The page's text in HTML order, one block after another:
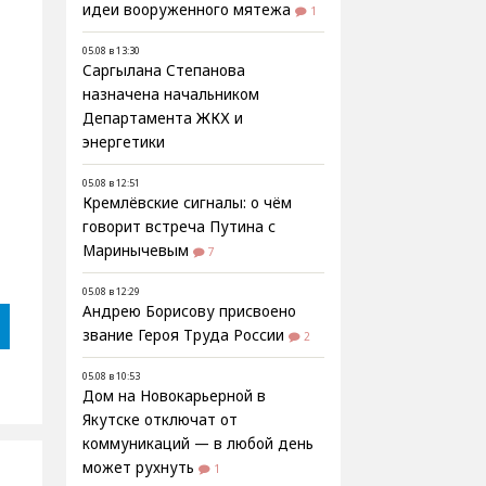
идеи вооруженного мятежа 1
05.08 в 13:30
Саргылана Степанова
назначена начальником
Департамента ЖКХ и
энергетики
05.08 в 12:51
Кремлёвские сигналы: о чём
говорит встреча Путина с
Маринычевым
7
05.08 в 12:29
Андрею Борисову присвоено
звание Героя Труда России
2
05.08 в 10:53
Дом на Новокарьерной в
Якутске отключат от
коммуникаций — в любой день
может рухнуть
1